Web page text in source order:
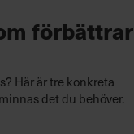
förbättrar
Här är tre konkreta
det du behöver.